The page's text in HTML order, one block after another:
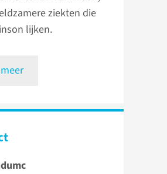
ziekten die
lijken.